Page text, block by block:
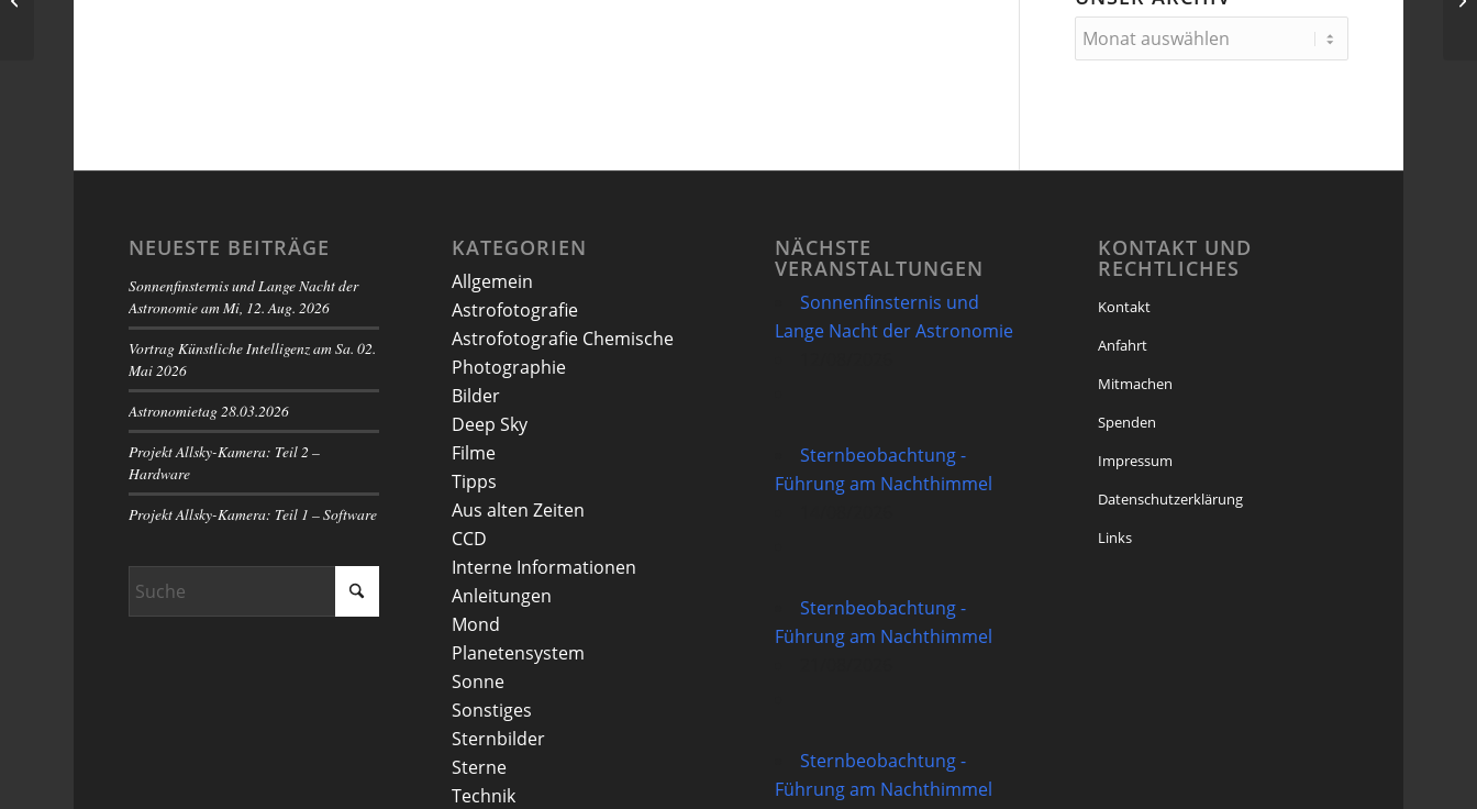
NEUESTE BEITRÄGE
Sonnenfinsternis und Lange Nacht der
Astronomie am Mi, 12. Aug. 2026
Vortrag Künstliche Intelligenz am Sa. 02.
Mai 2026
Astronomietag 28.03.2026
Projekt Allsky-Kamera: Teil 2 –
Hardware
Projekt Allsky-Kamera: Teil 1 – Software
KATEGORIEN
Allgemein
Astrofotografie
Astrofotografie Chemische
Photographie
Bilder
Deep Sky
Filme
Tipps
Aus alten Zeiten
CCD
Interne Informationen
Anleitungen
Mond
Planetensystem
Sonne
Sonstiges
Sternbilder
Sterne
Technik
NÄCHSTE
VERANSTALTUNGEN
Sonnenfinsternis und
Lange Nacht der Astronomie
Sternbeobachtung -
Führung am Nachthimmel
Sternbeobachtung -
Führung am Nachthimmel
Sternbeobachtung -
Führung am Nachthimmel
KONTAKT UND
RECHTLICHES
Kontakt
Anfahrt
Mitmachen
Spenden
Impressum
Datenschutzerklärung
Links